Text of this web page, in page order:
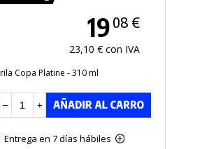
19 08 €
23,10 € con IVA
Copa Platine - 310 ml
– +
Entrega en 7 días hábiles